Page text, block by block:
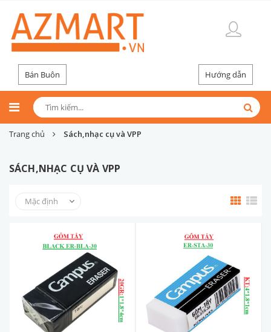
Bán Buôn Hướng dẫn
Trang chủ Sách,nhạc cụ và VPP
SÁCH,NHẠC CỤ VÀ VPP